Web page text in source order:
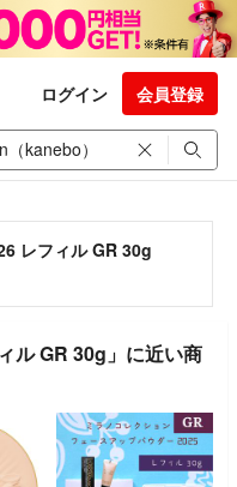
ログイン 会員登録
レフィル GR 30g
ル GR 30g」に近い商